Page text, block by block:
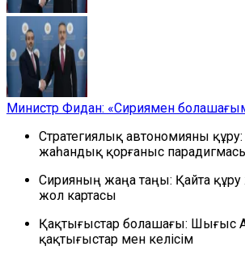
Министр Фидан: «Сириямен
Стратегиялық автономияны
жаһандық қорғаныс
Сирияның жаңа таңы: Қайта
жол картасы
Қақтығыстар болашағы: Шығыс
қақтығыстар мен келісім